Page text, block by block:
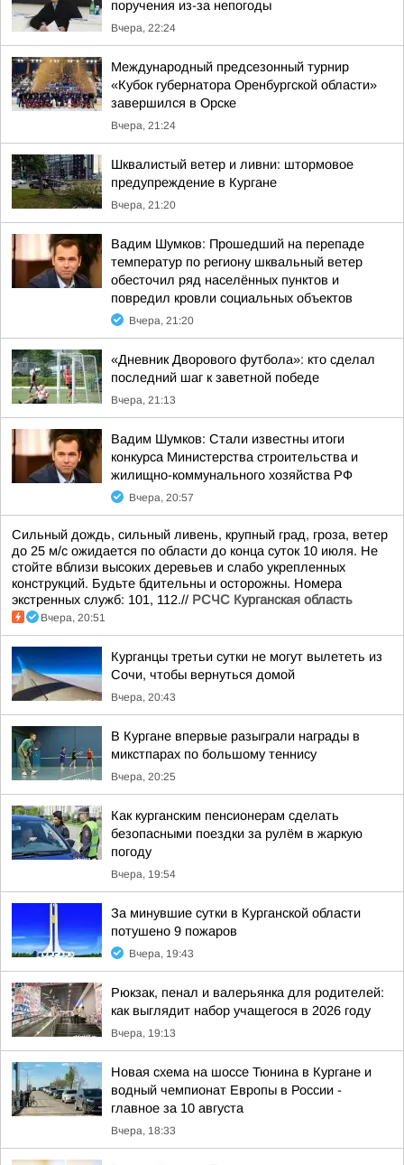
поручения из-за непогоды
Вчера, 22:24
Международный предсезонный турнир
«Кубок губернатора Оренбургской области»
завершился в Орске
Вчера, 21:24
Шквалистый ветер и ливни: штормовое
предупреждение в Кургане
Вчера, 21:20
Вадим Шумков: Прошедший на перепаде
температур по региону шквальный ветер
обесточил ряд населённых пунктов и
повредил кровли социальных объектов
Вчера, 21:20
«Дневник Дворового футбола»: кто сделал
последний шаг к заветной победе
Вчера, 21:13
Вадим Шумков: Стали известны итоги
конкурса Министерства строительства и
жилищно-коммунального хозяйства РФ
Вчера, 20:57
Сильный дождь, сильный ливень, крупный град, гроза, ветер
до 25 м/с ожидается по области до конца суток 10 июля. Не
стойте вблизи высоких деревьев и слабо укрепленных
конструкций. Будьте бдительны и осторожны. Номера
экстренных служб: 101, 112.// РСЧС Курганская область
Вчера, 20:51
Курганцы третьи сутки не могут вылететь из
Сочи, чтобы вернуться домой
Вчера, 20:43
В Кургане впервые разыграли награды в
микстпарах по большому теннису
Вчера, 20:25
Как курганским пенсионерам сделать
безопасными поездки за рулём в жаркую
погоду
Вчера, 19:54
За минувшие сутки в Курганской области
потушено 9 пожаров
Вчера, 19:43
Рюкзак, пенал и валерьянка для родителей:
как выглядит набор учащегося в 2026 году
Вчера, 19:13
Новая схема на шоссе Тюнина в Кургане и
водный чемпионат Европы в России -
главное за 10 августа
Вчера, 18:33